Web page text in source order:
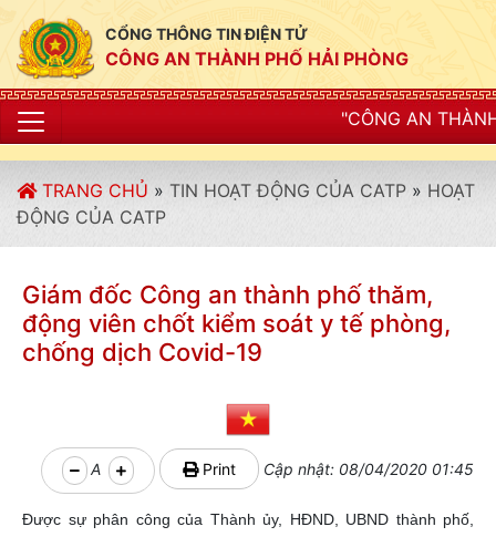
CỔNG THÔNG TIN ĐIỆN TỬ
CÔNG AN THÀNH PHỐ HẢI PHÒNG
"CÔNG AN THÀNH PHỐ HẢI PHÒNG
TRANG CHỦ » TIN HOẠT ĐỘNG CỦA CATP » HOẠT
ĐỘNG CỦA CATP
Giám đốc Công an thành phố thăm,
động viên chốt kiểm soát y tế phòng,
chống dịch Covid-19
A Print Cập nhật: 08/04/2020 01:45
Được sự phân công của Thành ủy, HĐND, UBND thành phố,